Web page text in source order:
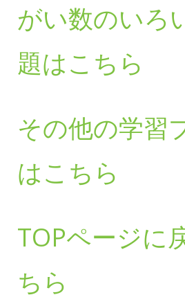
がい数のいろ
題はこちら
その他の学習
はこちら
TOPページに
ちら